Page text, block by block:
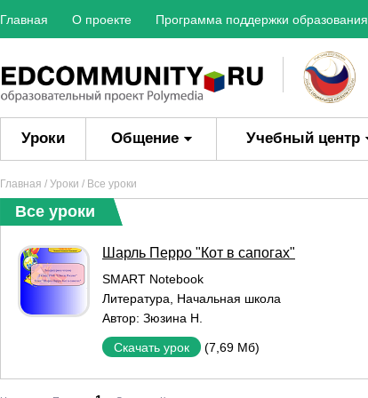
Главная О проекте Программа поддержки образования
Уроки Общение Учебный центр
Главная / Уроки / Все уроки
Все уроки
Шарль Перро "Кот в сапогах"
SMART Notebook
Литература
Начальная школа
Автор: Зюзина Н.
Скачать урок (7,69 Мб)